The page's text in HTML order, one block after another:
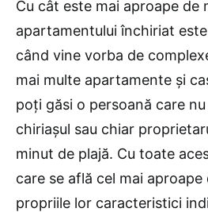
Cu cât este mai aproape de
apartamentului închiriat
când vine vorba de
mai multe apartamente și
poți găsi o persoană care
chiriașul sau chiar
minut de plajă. Cu toate
care se află cel mai aproape
propriile lor caracteristici